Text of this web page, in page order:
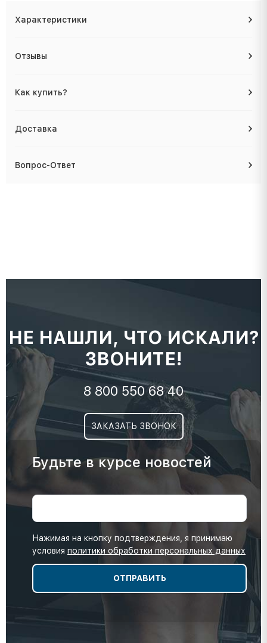
Характеристики
Отзывы
Как купить?
Доставка
Вопрос-Ответ
НЕ НАШЛИ, ЧТО ИСКАЛИ?
ЗВОНИТЕ!
8 800 550 68 40
ЗАКАЗАТЬ ЗВОНОК
Будьте в курсе новостей
Нажимая на кнопку подтверждения, я принимаю
условия политики обработки персональных данных